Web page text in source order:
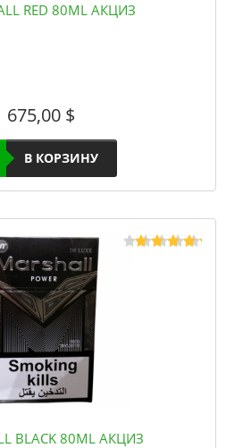
RED 80ML АКЦИЗ
675,00$
В КОРЗИНУ
BLACK 80ML АКЦИЗ